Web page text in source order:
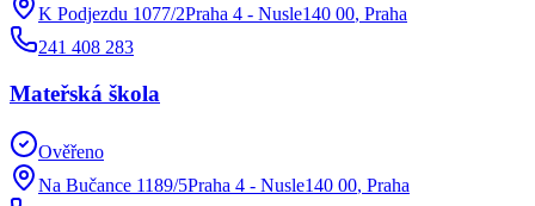
K Podjezdu 1077/2Praha 4 - Nusle140 00, Praha
241 408 283
Mateřská škola
Ověřeno
Na Bučance 1189/5Praha 4 - Nusle140 00, Praha